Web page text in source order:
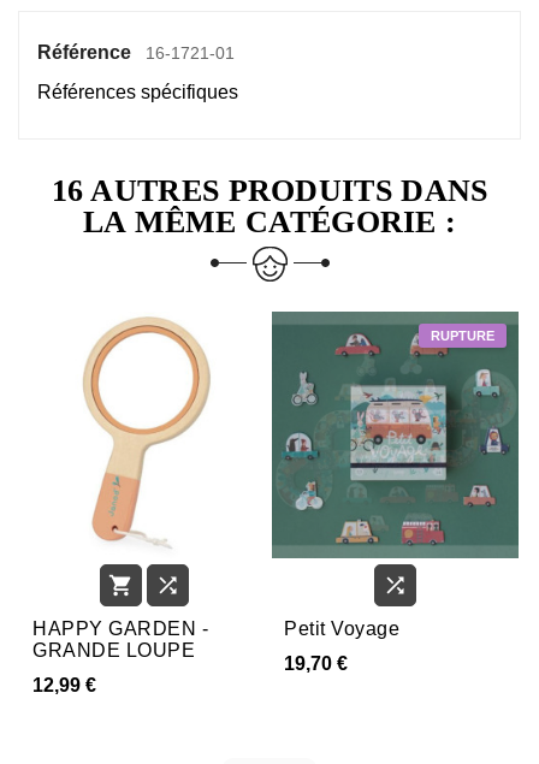
Référence 16-1721-01
Références spécifiques
16 AUTRES PRODUITS DANS
LA MÊME CATÉGORIE :
 
HAPPY GARDEN -
GRANDE LOUPE
12,99 €

Petit Voyage
19,70 €